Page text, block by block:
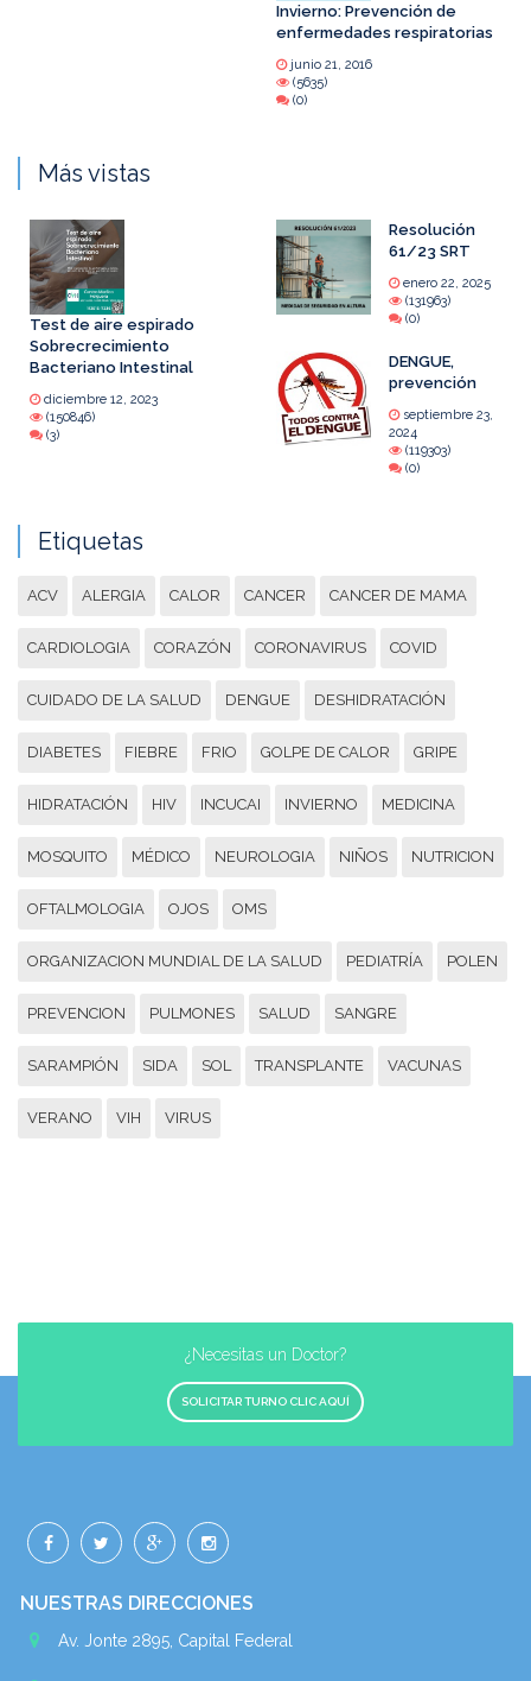
Invierno: Prevención de
enfermedades respiratorias
junio 21, 2016
(5635)
(0)
Más vistas
Test de aire espirado
Sobrecrecimiento
Bacteriano Intestinal
diciembre 12, 2023
(150846)
(3)
Resolución
61/23 SRT
enero 22, 2025
(131963)
(0)
DENGUE,
prevención
septiembre 23,
2024
(119303)
(0)
Etiquetas
ACV ALERGIA CALOR CANCER CANCER DE MAMA
CARDIOLOGIA CORAZÓN CORONAVIRUS COVID
CUIDADO DE LA SALUD DENGUE DESHIDRATACIÓN
DIABETES FIEBRE FRIO GOLPE DE CALOR GRIPE
HIDRATACIÓN HIV INCUCAI INVIERNO MEDICINA
MOSQUITO MÉDICO NEUROLOGIA NIÑOS NUTRICION
OFTALMOLOGIA OJOS OMS
ORGANIZACION MUNDIAL DE LA SALUD PEDIATRÍA POLEN
PREVENCION PULMONES SALUD SANGRE
SARAMPIÓN SIDA SOL TRANSPLANTE VACUNAS
VERANO VIH VIRUS
¿Necesitas un Doctor?
SOLICITAR TURNO CLIC AQUÍ
NUESTRAS DIRECCIONES
Av. Jonte 2895, Capital Federal